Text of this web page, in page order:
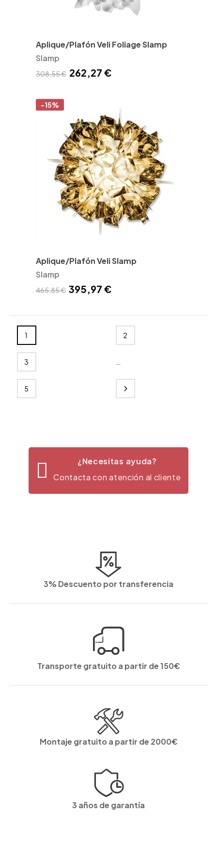
Aplique/Plafón Veli Foliage Slamp
Slamp
308,55 € 262,27 €
-15%
Aplique/Plafón Veli Slamp
Slamp
465,85 € 395,97 €
1 2
3 …
5
¿Necesitas ayuda?
Contacta con atención al cliente
3% Descuento por transferencia
Transporte gratuito a partir de 150€
Montaje gratuito a partir de 2000€
3 años de garantía